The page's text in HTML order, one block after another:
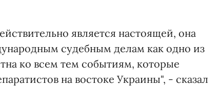
является настоящей, она
судебным делам как одно из
ко всем тем событиям, которые
на востоке Украины", - сказал